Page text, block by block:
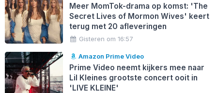
Meer MomTok-drama op komst: 'The
Secret Lives of Mormon Wives' keert
terug met 20 afleveringen
Gisteren om 16:57
Amazon Prime Video
Prime Video neemt kijkers mee naar
Lil Kleines grootste concert ooit in
'LIVE KLEINE'